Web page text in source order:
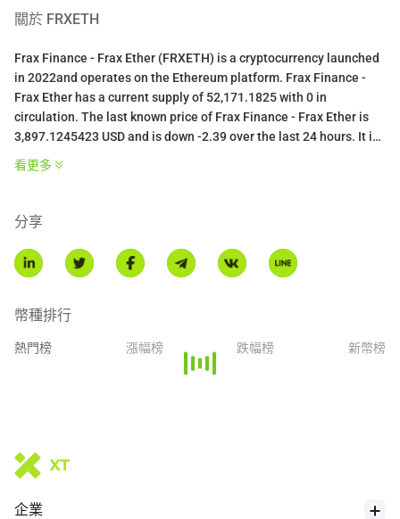
關於 FRXETH
Frax Finance - Frax Ether (FRXETH) is a cryptocurrency launched
in 2022and operates on the Ethereum platform. Frax Finance -
Frax Ether has a current supply of 52,171.1825 with 0 in
circulation. The last known price of Frax Finance - Frax Ether is
3,897.1245423 USD and is down -2.39 over the last 24 hours. It is
currently trading on 117 active market(s) with $24,261.30 traded
over the last 24 hours. More information can be found at
看更多
分享
幣種排行
熱門榜 漲幅榜 跌幅榜 新幣榜
企業